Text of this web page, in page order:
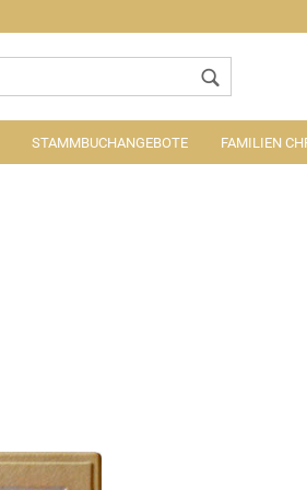
Lieferland
STAMMBUCHANGEBOTE FAMILIEN